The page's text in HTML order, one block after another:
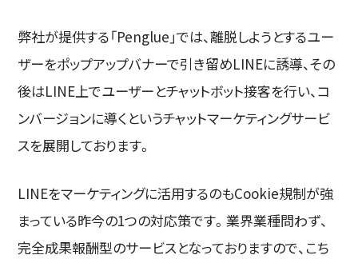
弊社が提供する「Penglue」では、離脱しようとするユー
ザーをポップアップバナーで引き留めLINEに誘導、その
後はLINE上でユーザーとチャットボット接客を行い、コ
ンバージョンに導くというチャットマーケティングサービ
スを展開しております。
LINEをマーケティングに活用するのもCookie規制が強
まっている昨今の1つの対応策です。業界業種問わず、
完全成果報酬型のサービスとなっておりますので、こち